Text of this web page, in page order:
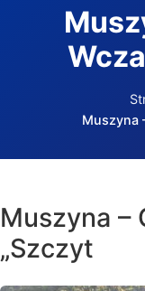
Muszyna
Muszyna –
„Szczyt